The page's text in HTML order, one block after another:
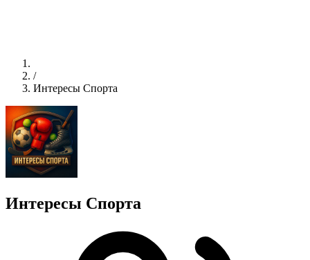
/
Интересы Спорта
Интересы Спорта